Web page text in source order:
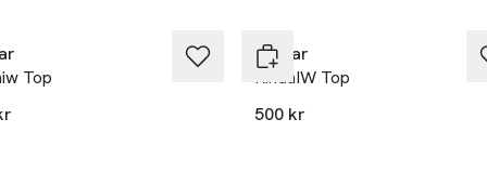
Top
finns i färgerna:
Basil
Inwear
RindaIW Top
500 kr